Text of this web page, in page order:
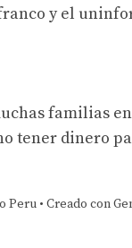
y el
familias
tener dinero
Peru • Creado con